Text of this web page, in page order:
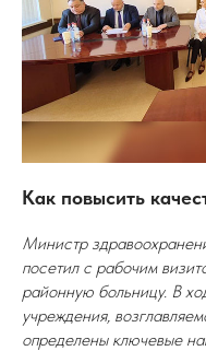
Как повысить
Министр
посетил с рабочим
районную больницу. В
учреждения,
определены ключевые